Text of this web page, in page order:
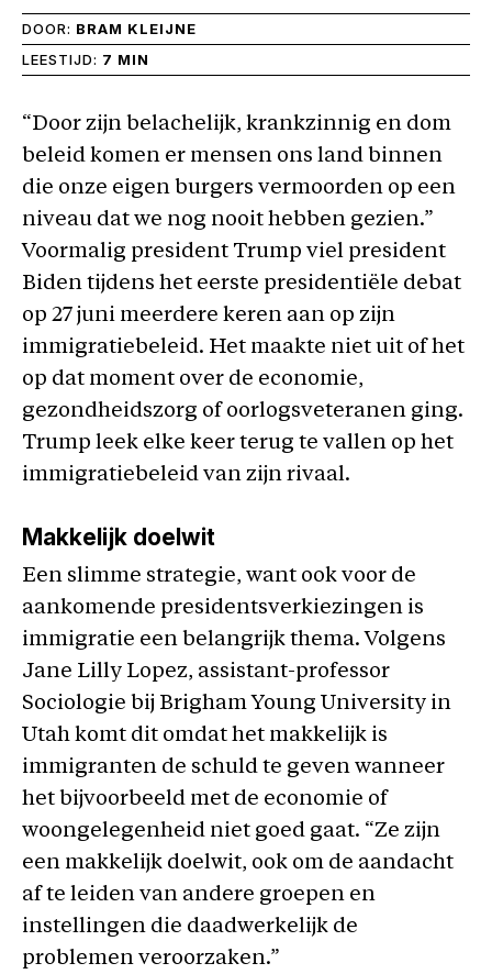
DOOR: BRAM KLEIJNE
LEESTIJD: 7 MIN
“Door zijn belachelijk, krankzinnig en dom
beleid komen er mensen ons land binnen
die onze eigen burgers vermoorden op een
niveau dat we nog nooit hebben gezien.”
Voormalig president Trump viel president
Biden tijdens het eerste presidentiële debat
op 27 juni meerdere keren aan op zijn
immigratiebeleid. Het maakte niet uit of het
op dat moment over de economie,
gezondheidszorg of oorlogsveteranen ging.
Trump leek elke keer terug te vallen op het
immigratiebeleid van zijn rivaal.
Makkelijk doelwit
Een slimme strategie, want ook voor de
aankomende presidentsverkiezingen is
immigratie een belangrijk thema. Volgens
Jane Lilly Lopez, assistant-professor
Sociologie bij Brigham Young University in
Utah komt dit omdat het makkelijk is
immigranten de schuld te geven wanneer
het bijvoorbeeld met de economie of
woongelegenheid niet goed gaat. “Ze zijn
een makkelijk doelwit, ook om de aandacht
af te leiden van andere groepen en
instellingen die daadwerkelijk de
problemen veroorzaken.”